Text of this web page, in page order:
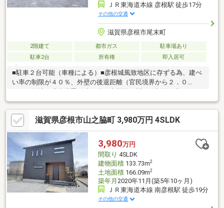
ＪＲ東海道本線 彦根駅 徒歩17分
その他の交通
滋賀県彦根市尾末町
2階建て 都市ガス
駐車場あり
駐車2台
所有権 即入居可
■駐車２台可能（車種による）■彦根城風致地区に存ずる為、建ぺ
い率の制限が４０％、外壁の後退距離（官民境界から２．０
ています。■空家につき内覧可能です■リフォーム済／◎平成２３
年４月：【１階西側和室】建具貼替、畳入替、【LDK】クロス貼
替、【トイレ】改修、【１階東側和室】畳入替、キッチン撤去、
【２階洋室】２室クローゼット宅へ改造、建具更新、クロス貼
替、◎平成１９年１月：複層ガラス化、【浴室・洗面室】リフォ
ーム、◎平成１６年６月：屋根葺替、外壁塗装、駐車場拡張、カ
ーポート設置、白蟻予防工事、◎平成１１年１０月：オール電化
滋賀県彦根市山之脇町 3,980万円 4SLDK
3,980万円
間取り 4SLDK
建物面積133.73m2
土地面積166.09m2
築年月 2020年11月(築5年10ヶ月)
ＪＲ東海道本線 南彦根駅 徒歩19分
その他の交通